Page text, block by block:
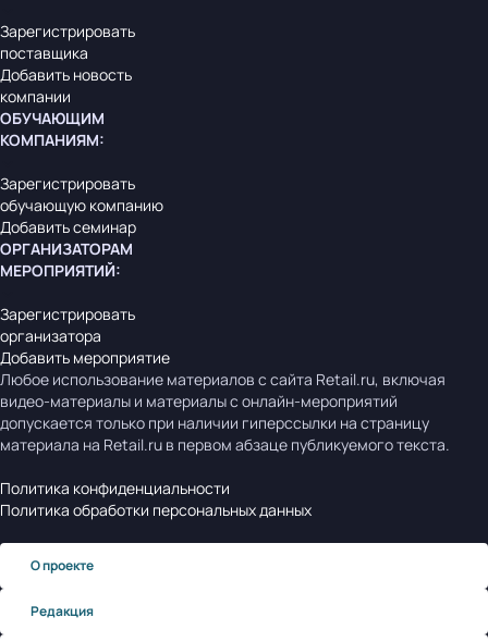
Зарегистрировать
поставщика
Добавить новость
компании
ОБУЧАЮЩИМ
КОМПАНИЯМ:
Зарегистрировать
обучающую компанию
Добавить семинар
ОРГАНИЗАТОРАМ
МЕРОПРИЯТИЙ:
Зарегистрировать
организатора
Добавить мероприятие
Любое использование материалов с сайта Retail.ru, включая
видео-материалы и материалы с онлайн-мероприятий
допускается только при наличии гиперссылки на страницу
материала на Retail.ru в первом абзаце публикуемого текста.
Политика конфиденциальности
Политика обработки персональных данных
О проекте
Редакция